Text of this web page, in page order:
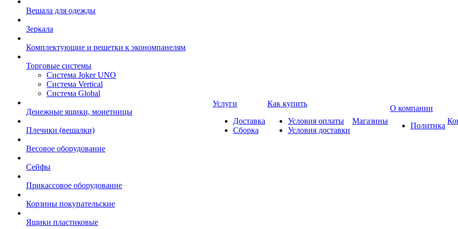
Вешала для одежды
Зеркала
Комплектующие и решетки к экономпанелям
Торговые системы
Система Joker UNO
Система Vertical
Система Global
Денежные ящики, монетницы
Плечики (вешалки)
Весовое оборудование
Сейфы
Прикассовое оборудование
Корзины покупательские
Ящики пластиковые
Услуги
Доставка
Сборка
Как купить
Условия оплаты
Условия доставки
Магазины
О компании
Политика